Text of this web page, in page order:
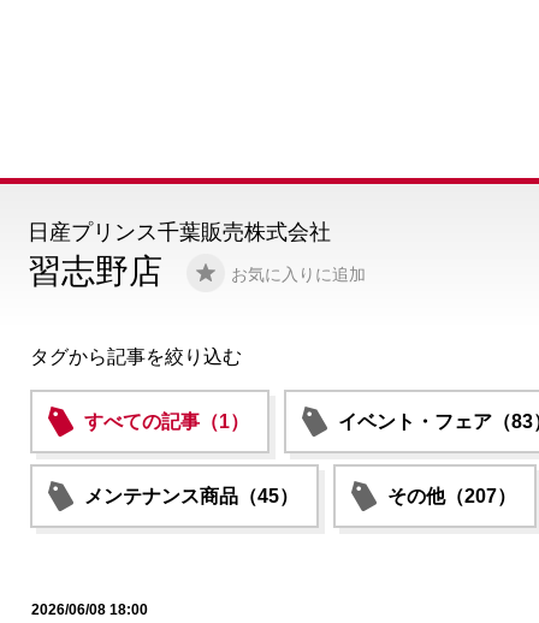
習志野店 お気に入りに追加
日産プリンス千葉販売株式会社
タグから記事を絞り込む
すべての記事（1） イベント・フェア（83
メンテナンス商品（45） その他（207）
2026/06/08 18:00